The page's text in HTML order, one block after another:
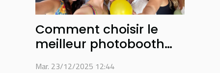
Comment choisir le
meilleur photobooth
Mar. 23/12/2025 12:44